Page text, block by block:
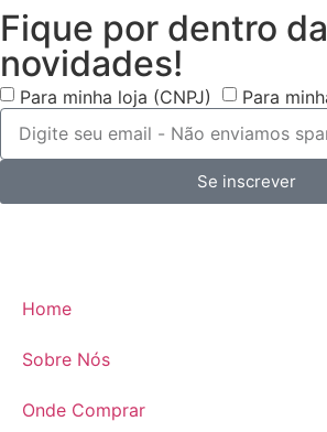
Fique por dentro
novidades!
Para minha loja (CNPJ) Para
Se inscrever
Home
Sobre Nós
Onde Comprar